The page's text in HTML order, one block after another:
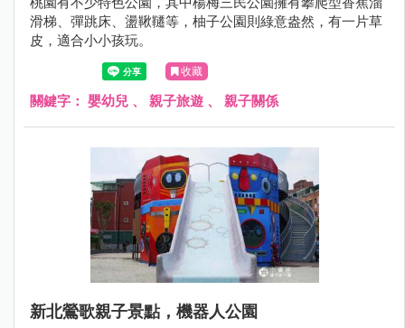
滑梯、彈跳床、盪鞦韆等，柚子公園則綠意盎然，有一片草
皮，適合小小孩玩。
收藏
關鍵字： 嬰幼兒 、 親子旅遊 、 親子關係
新北鶯歌親子景點，機器人公園